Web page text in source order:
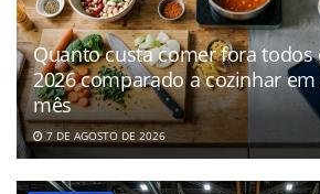
Quanto custa comer fora todos
2026 comparado a cozinhar
mês
7 DE AGOSTO DE 2026